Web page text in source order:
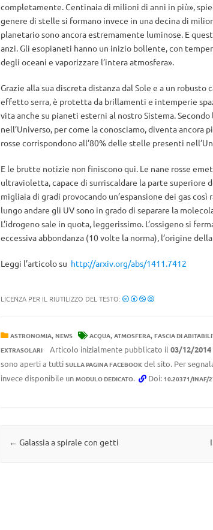
completamente. Centinaia di milioni di anni in più»,
genere di stelle si formano invece in una decina di
planetario sono ancora estremamente luminose. E
anzi. Gli esopianeti hanno un inizio bollente, con
degli oceani e vaporizzare l’intera atmosfera».
Grazie alla sua discreta distanza dal Sole e a un
effetto serra, è protetta da brillamenti e intemperie
vita anche su pianeti esterni al nostro Sistema.
nell’Universo, per come la conosciamo, diventa
rosse corrispondono all’80% delle stelle presenti
E le brutte notizie non finiscono qui. Le nane rosse
ultravioletta, capace di surriscaldare la parte superiore
migliaia di gradi provocando un’espansione dei gas
lungo andare gli UV sono in grado di separare la
L’idrogeno sale in quota, leggerissimo. L’ossigeno si
eccessiva abbondanza (10 volte la norma), l’origine
Leggi l’articolo su http://arxiv.org/abs/1411.7412
LICENZA PER IL RIUTILIZZO DEL TESTO:
ASTRONOMIA, NEWS ACQUA, ATMOSFERA, FASCIA DI
EXTRASOLARI
Articolo inizialmente pubblicato il 03/12/2014
sono aperti a tutti SULLA PAGINA FACEBOOKdel sito. Per
invece disponibile un MODULO DEDICATO. Doi: 10.20371/INAF/
Navigazione articolo
← Galassia a spirale con getti